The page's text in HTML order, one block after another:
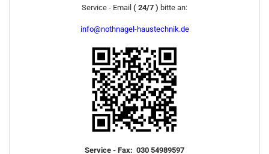
Service - Email ( 24/7 ) bitte an:
info@nothnagel-haustechnik.de
Service - Fax: 030 54989597